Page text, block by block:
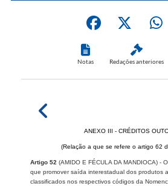
Notas Redações anteriores
ANEXO III - CRÉDITOS
(Relação a que se refere o artigo 62
Artigo 52 (AMIDO E FÉCULA DA MANDIOCA) -
que promover saída interestadual dos produtos
classificados nos respectivos códigos da